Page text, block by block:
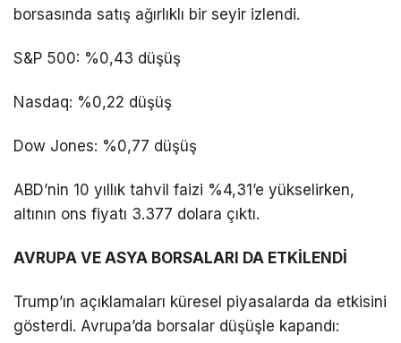
borsasında satış ağırlıklı bir seyir izlendi.
S&P 500: %0,43 düşüş
Nasdaq: %0,22 düşüş
Dow Jones: %0,77 düşüş
ABD’nin 10 yıllık tahvil faizi %4,31’e yükselirken,
altının ons fiyatı 3.377 dolara çıktı.
AVRUPA VE ASYA BORSALARI DA ETKİLENDİ
Trump’ın açıklamaları küresel piyasalarda da etkisini
gösterdi. Avrupa’da borsalar düşüşle kapandı: